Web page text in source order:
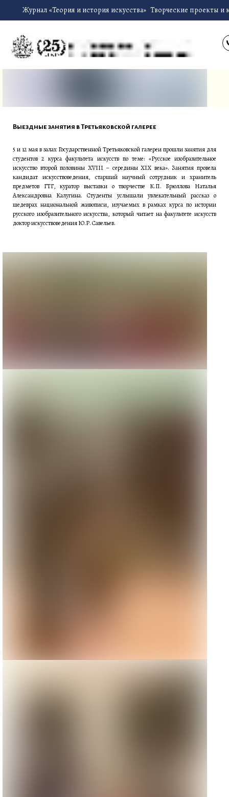
Журнал «Теория и история искусства» Творческие проекты и
5 и 12 мая в залах Государственной Третьяковской галереи прошли занятия для
студентов 2 курса факультета искусств по теме: «Русское изобразительное
искусство второй половины XVIII – середины XIX века». Занятия провела
кандидат искусствоведения, старший научный сотрудник и хранитель
предметов ГТГ, куратор выставки о творчестве К.П. Брюллова Наталья
Александровна Калугина. Студенты услышали увлекательный рассказ о
шедеврах национальной живописи, изучаемых в рамках курса по истории
русского изобразительного искусства, который читает на факультете искусств
доктор искусствоведения Ю.Р. Савельев.
Выездные занятия в Третьяковской галерее